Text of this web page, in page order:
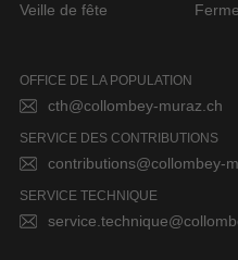
Veille de fête
OFFICE DE LA POPULATION
cth@collombey-muraz.ch
SERVICE DES CONTRIBUTIONS
contributions@collombey-
SERVICE TECHNIQUE